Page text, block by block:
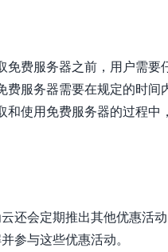
免费服务器之前，用户需
费服务器需要在规定的时间
和使用免费服务器的过程
还会定期推出其他优惠活
参与这些优惠活动。